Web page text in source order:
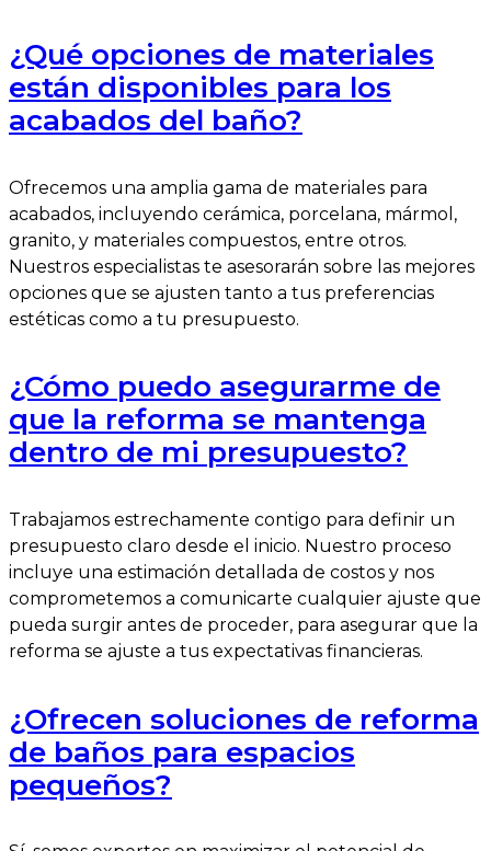
¿Qué opciones de materiales
están disponibles para los
acabados del baño?
Ofrecemos una amplia gama de materiales para
acabados, incluyendo cerámica, porcelana, mármol,
granito, y materiales compuestos, entre otros.
Nuestros especialistas te asesorarán sobre las mejores
opciones que se ajusten tanto a tus preferencias
estéticas como a tu presupuesto.
¿Cómo puedo asegurarme de
que la reforma se mantenga
dentro de mi presupuesto?
Trabajamos estrechamente contigo para definir un
presupuesto claro desde el inicio. Nuestro proceso
incluye una estimación detallada de costos y nos
comprometemos a comunicarte cualquier ajuste que
pueda surgir antes de proceder, para asegurar que la
reforma se ajuste a tus expectativas financieras.
¿Ofrecen soluciones de reforma
de baños para espacios
pequeños?